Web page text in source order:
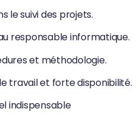
le suivi des projets.
responsable informatique.
et méthodologie.
travail et forte disponibilité.
indispensable